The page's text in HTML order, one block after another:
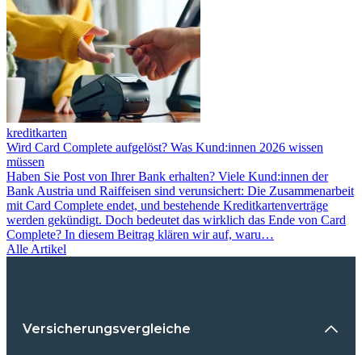
kreditkarten
Wird Card Complete aufgelöst? Was Kund:innen 2026 wissen
müssen
Haben Sie Post von Ihrer Bank erhalten? Viele Kund:innen der
Bank Austria und Raiffeisen sind verunsichert: Die Zusammenarbeit
mit Card Complete endet, und bestehende Kreditkartenverträge
werden gekündigt. Doch bedeutet das wirklich das Ende von Card
Complete? In diesem Beitrag klären wir auf, waru…
Alle Artikel
Versicherungsvergleiche